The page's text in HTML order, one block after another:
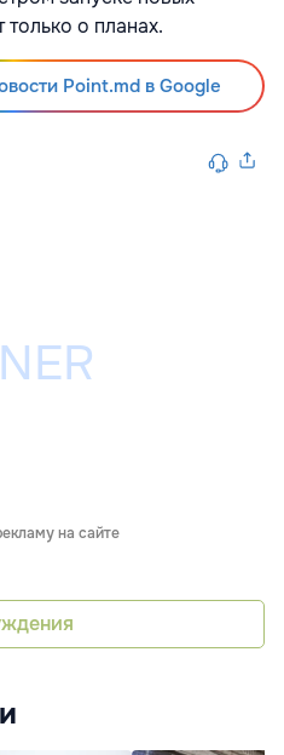
только о планах.
Point.md в Google
на сайте